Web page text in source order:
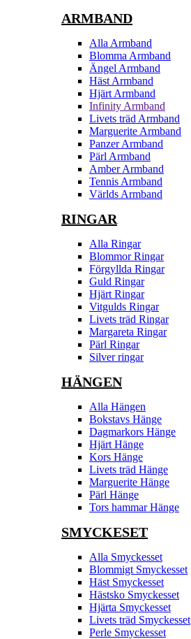
ARMBAND
Alla Armband
Blomma Armband
Ängel Armband
Häst Armband
Hjärt Armband
Infinity Armband
Livets träd Armband
Marguerite Armband
Panzer Armband
Pärl Armband
Amber Armband
Tennis Armband
Världs Armband
RINGAR
Alla Ringar
Blommor Ringar
Förgyllda Ringar
Guld Ringar
Hjärt Ringar
Vitgulds Ringar
Livets träd Ringar
Margareta Ringar
Pärl Ringar
Silver ringar
HÄNGEN
Alla Hängen
Bokstavs Hänge
Dagmarkors Hänge
Hjärt Hänge
Kors Hänge
Livets träd Hänge
Marguerite Hänge
Pärl Hänge
Tors hammar Hänge
SMYCKESET
Alla Smyckesset
Blommigt Smyckesset
Häst Smyckesset
Hästsko Smyckesset
Hjärta Smyckesset
Livets träd Smyckesset
Perle Smyckesset